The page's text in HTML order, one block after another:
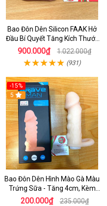
Bao Đôn Dên Silicon FAAK Hở
Đầu Bí Quyết Tăng Kích Thước
Cho Nam
900.000₫ 1.022.000₫
(931)
-15%
5
Bao Đôn Dên Hình Mào Gà Màu
Trứng Sữa - Tăng 4cm, Kèm
Quay Đeo Bìu Hỗ Trợ Nam Giới
200.000₫ 235.000₫